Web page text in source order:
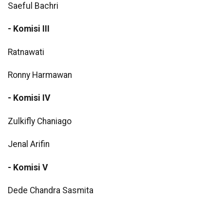
Saeful Bachri
- Komisi III
Ratnawati
Ronny Harmawan
- Komisi IV
Zulkifly Chaniago
Jenal Arifin
- Komisi V
Dede Chandra Sasmita